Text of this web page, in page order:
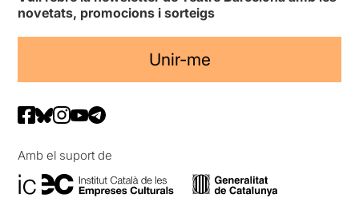
novetats, promocions i sorteigs
Unir-me
Amb el suport de